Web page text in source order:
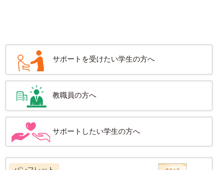
サポートを受けたい学生の方へ
教職員の方へ
サポートしたい学生の方へ